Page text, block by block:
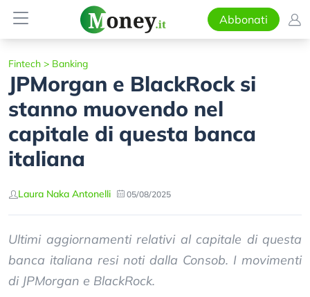
Abbonati
Fintech > Banking
JPMorgan e BlackRock si
stanno muovendo nel
capitale di questa banca
italiana
Laura Naka Antonelli 05/08/2025
Ultimi aggiornamenti relativi al capitale di questa
banca italiana resi noti dalla Consob. I movimenti
di JPMorgan e BlackRock.